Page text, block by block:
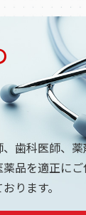
歯科医師、
薬品を適正に
ります。